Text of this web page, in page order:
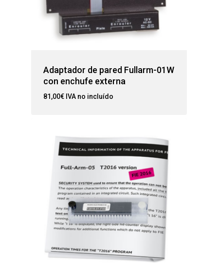
Adaptador de pared Fullarm-01W
con enchufe externa
81,00€ IVA no incluído